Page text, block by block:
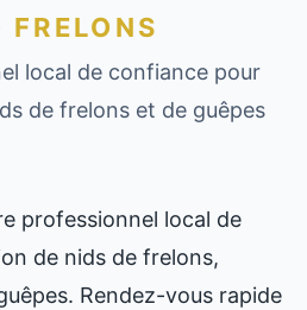
FRELONS
local de confiance pour
de frelons et de guêpes
professionnel local de
de nids de frelons,
Rendez-vous rapide